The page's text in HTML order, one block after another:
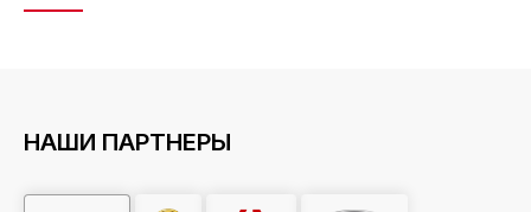
НАШИ ПАРТНЕРЫ